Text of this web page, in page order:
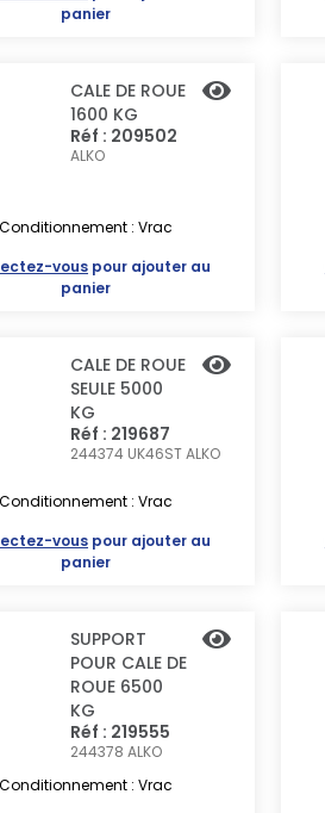
panier
CALE DE ROUE
1600 KG
Réf : 209502
ALKO
Conditionnement : Vrac
vous pour ajouter au
panier
CALE DE ROUE
SEULE 5000
KG
Réf : 219687
244374 UK46STALKO
Conditionnement : Vrac
vous pour ajouter au
panier
SUPPORT
POUR CALE DE
ROUE 6500
KG
Réf : 219555
244378ALKO
Conditionnement : Vrac